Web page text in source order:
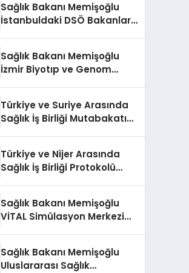
Sağlık Bakanı Memişoğlu
İstanbuldaki DSÖ Bakanlar
Sağlık Bakanı Memişoğlu
İzmir Biyotıp ve Genom
Türkiye ve Suriye Arasında
Sağlık İş Birliği Mutabakatı
Türkiye ve Nijer Arasında
Sağlık İş Birliği Protokolü
Sağlık Bakanı Memişoğlu
VİTAL Simülasyon Merkezi
Sağlık Bakanı Memişoğlu
Uluslararası Sağlık